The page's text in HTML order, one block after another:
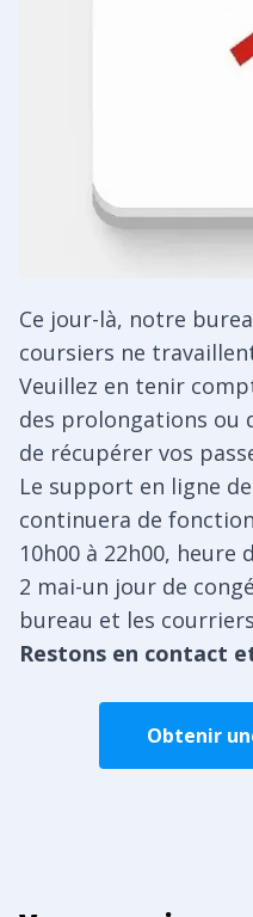
Ce jour-là, notre
coursiers ne
Veuillez en tenir
des prolongations ou
de récupérer vos
Le support en ligne
continuera de
10h00 à 22h00, heure
2 mai-un jour de
bureau et les
Restons en contact
Obtenir